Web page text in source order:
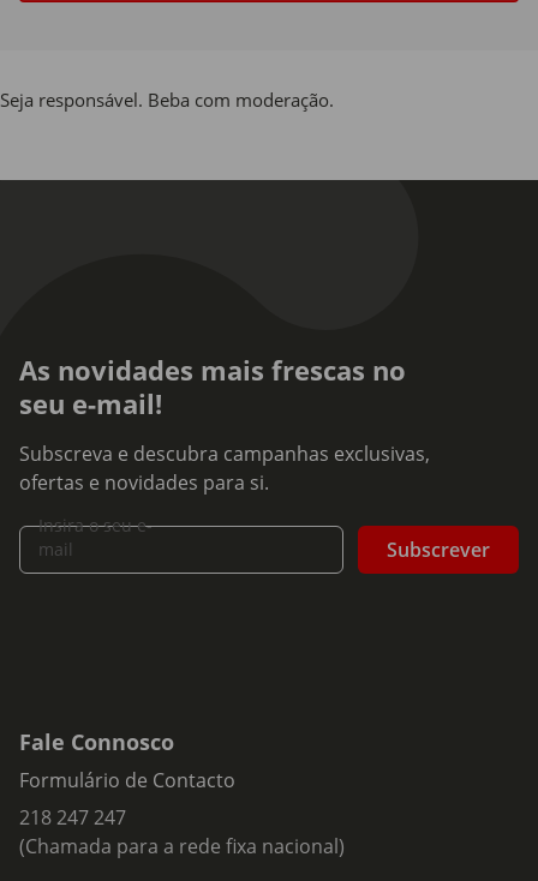
Seja responsável. Beba com moderação.
As novidades mais frescas no
seu e-mail!
Subscreva e descubra campanhas exclusivas,
ofertas e novidades para si.
Insira o seu e-
mail
Subscrever
Fale Connosco
Formulário de Contacto
218 247 247
(Chamada para a rede fixa nacional)